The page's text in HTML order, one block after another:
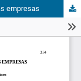
empresas